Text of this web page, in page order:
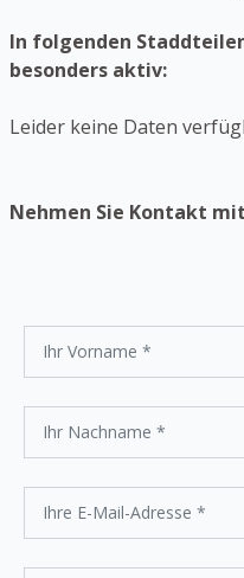
In folgenden
besonders aktiv:
Leider keine Daten
Nehmen Sie Kontakt